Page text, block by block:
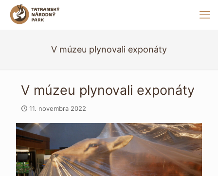
V múzeu plynovali exponáty
V múzeu plynovali exponáty
11. novembra 2022